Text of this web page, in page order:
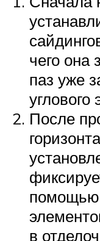
чего она
паз уже
углового
После
помощью
в